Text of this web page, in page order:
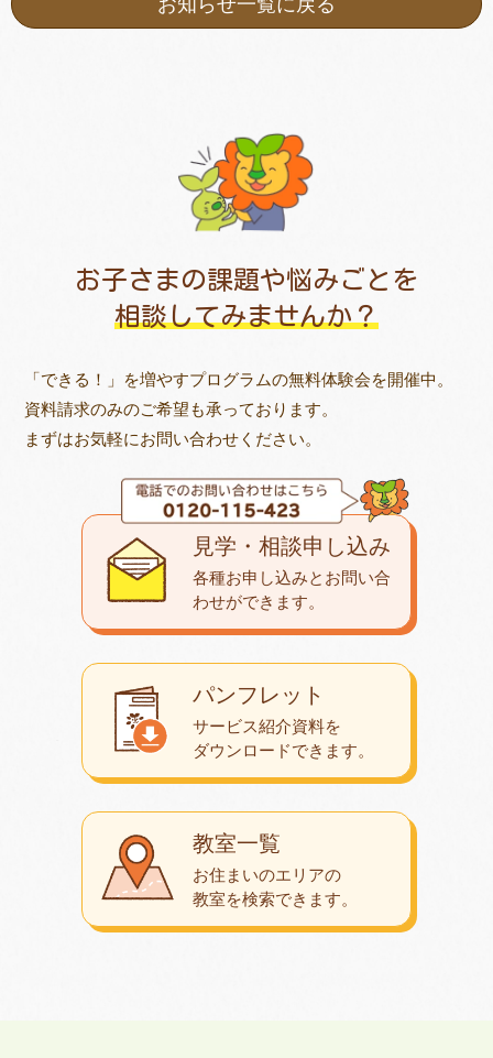
お子さまの課題や悩みごとを
相談してみませんか？
「できる！」を増やすプログラムの無料体験会を開催中。
資料請求のみのご希望も承っております。
まずはお気軽にお問い合わせください。
教室一覧
お住まいのエリアの
教室を検索できます。
パンフレット
サービス紹介資料を
ダウンロードできます。
見学・相談申し込み
各種お申し込みとお問い合
わせができます。